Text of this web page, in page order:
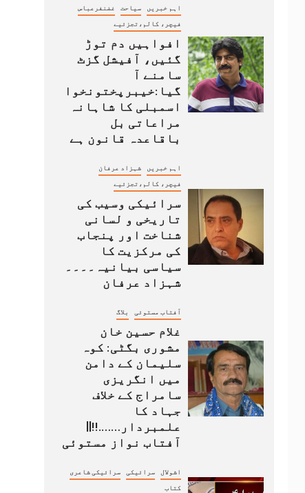
اہم خبریں سیاحت غضنفرعباس
فیچر، کالم،تجزئیے
افواہیں دم توڑ
گئیں، آفیشل گزٹ
سامنے آ
گیا:خیبرپختونخوا
اسمبلی کا شاہانہ
مراعاتی بل
باقاعدہ قانون ہے
اہم خبریں شہزاد عرفان
فیچر، کالم،تجزئیے
سرائیکی وسیب کی
تاریخی و لسانی
شناخت اور پنجاب
کی مرکزیت کا
سیاسی بیانیہ۔۔۔۔
شہزاد عرفان
آفتاب مستوئی بلاگ
غلام حسین خان
مشوری بگٹی: کوہ
سلیمان کے دامن
میں انگریزی
سامراج کے خلاف
جہاد کا
علمبردار…….!!||
آفتاب نواز مستوئی
اشولال سرائیکی سرائیکی شاعری
کتاب